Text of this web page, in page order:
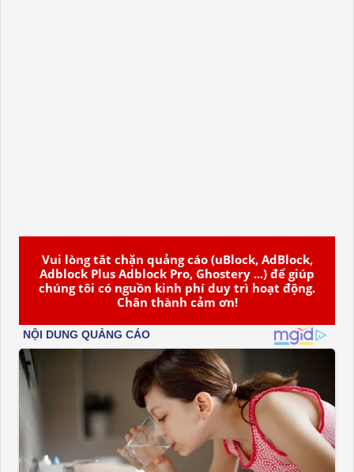
Vui lòng tắt chặn quảng cáo (uBlock, AdBlock,
Adblock Plus Adblock Pro, Ghostery ...) để giúp
chúng tôi có nguồn kinh phí duy trì hoạt động.
Chân thành cảm ơn!